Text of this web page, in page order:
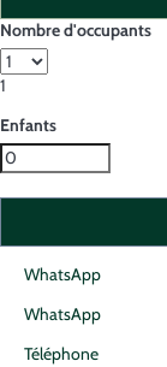
Nombre d'occupants
1
Enfants
WhatsApp
WhatsApp
Téléphone